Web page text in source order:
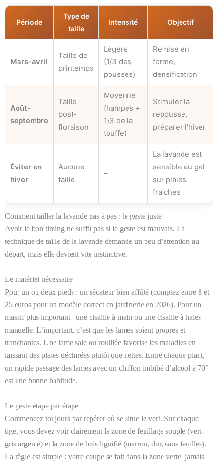
Période
Type de
taille
Intensité Objectif
Mars-avril
Taille de
printemps
Légère
(1/3 des
pousses)
Remise en
forme,
densification
Août-
septembre
Taille
post-
floraison
Moyenne
(hampes +
1/3 de la
touffe)
Stimuler la
repousse,
préparer l’hiver
Éviter en
hiver
Aucune
taille
–
La lavande est
sensible au gel
sur plaies
fraîches
Comment tailler la lavande pas à pas : le geste juste
Avoir le bon timing ne suffit pas si le geste est mauvais. La
technique de taille de la lavande demande un peu d’attention au
départ, mais elle devient vite instinctive.
Le matériel nécessaire
Pour un ou deux pieds : un sécateur bien affûté (comptez entre 8 et
25 euros pour un modèle correct en jardinerie en 2026). Pour un
massif plus important : une cisaille à main ou une cisaille à haies
manuelle. L’important, c’est que les lames soient propres et
tranchantes. Une lame sale ou rouillée favorise les maladies en
laissant des plaies déchirées plutôt que nettes. Entre chaque plant,
un rapide passage des lames avec un chiffon imbibé d’alcool à 70°
est une bonne habitude.
Le geste étape par étape
Commencez toujours par repérer où se situe le vert. Sur chaque
tige, vous devez voir clairement la zone de feuillage souple (vert-
gris argenté) et la zone de bois lignifié (marron, dur, sans feuilles).
La règle est simple : votre coupe se fait dans la zone verte, jamais